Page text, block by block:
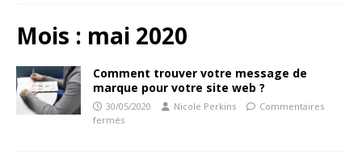
Mois : mai 2020
Comment trouver votre message de
marque pour votre site web ?
30/05/2020 Nicole Perkins
Commentaires
fermés